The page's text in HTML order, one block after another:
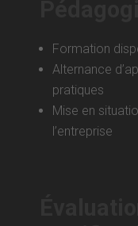
Formation
Alternance
pratiques
Mise en
l’entreprise